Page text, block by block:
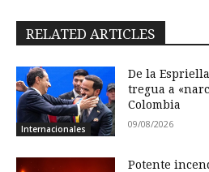
RELATED ARTICLES
Internacionales
De la
tregua a
Colombia
09/08/2026
Potente